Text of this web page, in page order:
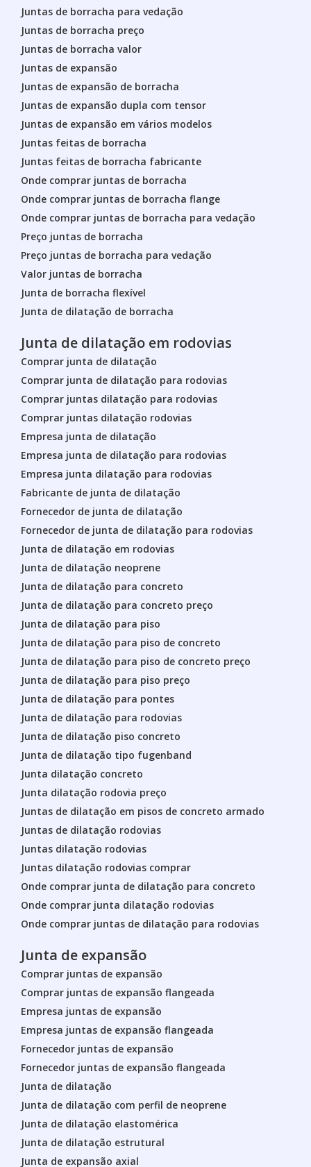
Juntas de borracha para vedação
Juntas de borracha preço
Juntas de borracha valor
Juntas de expansão
Juntas de expansão de borracha
Juntas de expansão dupla com tensor
Juntas de expansão em vários modelos
Juntas feitas de borracha
Juntas feitas de borracha fabricante
Onde comprar juntas de borracha
Onde comprar juntas de borracha flange
Onde comprar juntas de borracha para vedação
Preço juntas de borracha
Preço juntas de borracha para vedação
Valor juntas de borracha
Junta de borracha flexível
Junta de dilatação de borracha
Junta de dilatação em rodovias
Comprar junta de dilatação
Comprar junta de dilatação para rodovias
Comprar juntas dilatação para rodovias
Comprar juntas dilatação rodovias
Empresa junta de dilatação
Empresa junta de dilatação para rodovias
Empresa junta dilatação para rodovias
Fabricante de junta de dilatação
Fornecedor de junta de dilatação
Fornecedor de junta de dilatação para rodovias
Junta de dilatação em rodovias
Junta de dilatação neoprene
Junta de dilatação para concreto
Junta de dilatação para concreto preço
Junta de dilatação para piso
Junta de dilatação para piso de concreto
Junta de dilatação para piso de concreto preço
Junta de dilatação para piso preço
Junta de dilatação para pontes
Junta de dilatação para rodovias
Junta de dilatação piso concreto
Junta de dilatação tipo fugenband
Junta dilatação concreto
Junta dilatação rodovia preço
Juntas de dilatação em pisos de concreto armado
Juntas de dilatação rodovias
Juntas dilatação rodovias
Juntas dilatação rodovias comprar
Onde comprar junta de dilatação para concreto
Onde comprar junta dilatação rodovias
Onde comprar juntas de dilatação para rodovias
Junta de expansão
Comprar juntas de expansão
Comprar juntas de expansão flangeada
Empresa juntas de expansão
Empresa juntas de expansão flangeada
Fornecedor juntas de expansão
Fornecedor juntas de expansão flangeada
Junta de dilatação
Junta de dilatação com perfil de neoprene
Junta de dilatação elastomérica
Junta de dilatação estrutural
Junta de expansão axial